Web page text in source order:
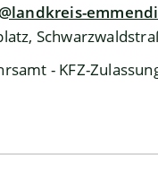
- KFZ-